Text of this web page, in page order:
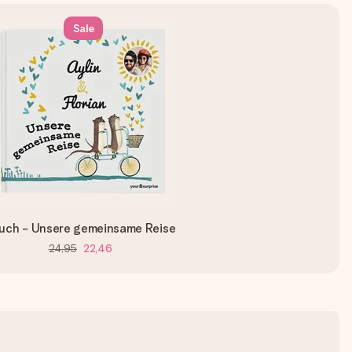
Sale
- Unsere gemeinsame Reise
24,95 22,46